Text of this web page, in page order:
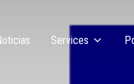
Services